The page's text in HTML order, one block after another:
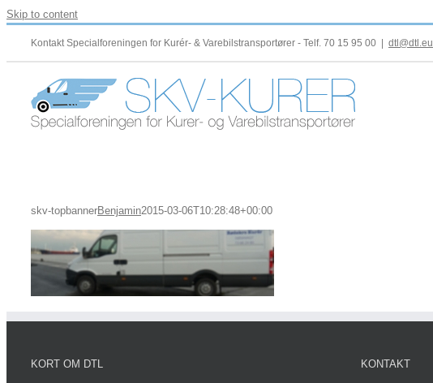
Skip to content
Kontakt Specialforeningen for Kurér- & Varebilstransportører - Telf. 70 15 95 00 dtl@dtl.eu
skv-topbannerBenjamin2015-03-06T10:28:48+00:00
KORT OM DTL KONTAKT